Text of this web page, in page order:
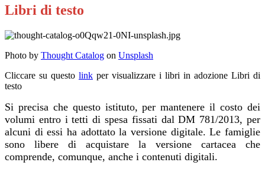
Libri di testo
Photo by Thought Catalog on Unsplash
Cliccare su questo link per visualizzare i libri in adozione Libri di
testo
Si precisa che questo istituto, per mantenere il costo dei
volumi entro i tetti di spesa fissati dal DM 781/2013, per
alcuni di essi ha adottato la versione digitale. Le famiglie
sono libere di acquistare la versione cartacea che
comprende, comunque, anche i contenuti digitali.